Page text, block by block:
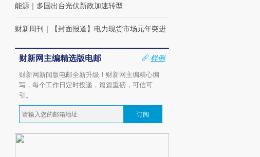
能源 ｜ 多国出台光伏新政加速转型
财新周刊 ｜ 【封面报道】电力现货市场元年突进
财新网主编精选版电邮
样例
财新网新闻版电邮全新升级！财新网主编精心编
写，每个工作日定时投递，篇篇重磅，可信可
引。
订阅